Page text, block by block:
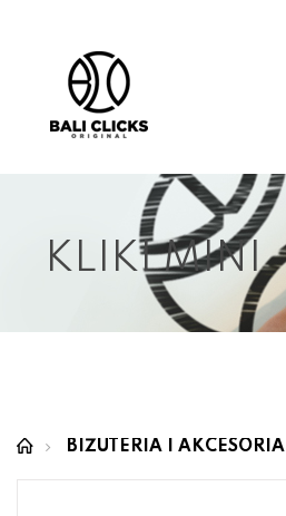
KLIKI MINI
BIŻUTERIA I AKCESORIA